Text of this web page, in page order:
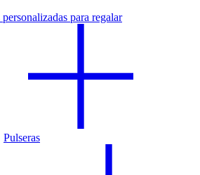
personalizadas para regalar
Pulseras